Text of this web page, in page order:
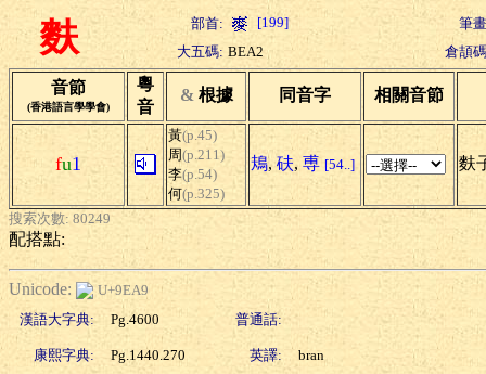
麩 部首: [199]
筆
大五碼: BEA2 倉頡
音節
(香港語言學學會)
粵
音
& 根據 同音字 相關音節
fu1
黃(p.45)
周(p.211)
李(p.54)
何(p.325)
鳺, 砆, 尃 [54..] 麩
搜索次數: 80249
配搭點:
Unicode:
U+9EA9
漢語大字典:
Pg.4600 普通話:
康熙字典: Pg.1440.270 英譯: bran